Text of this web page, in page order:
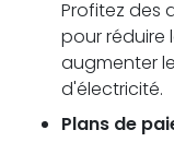
Profitez des
pour
augmenter
d'électricité.
Plans de